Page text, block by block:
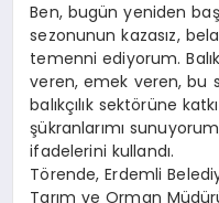
Ben, bugün yeniden
sezonunun kazasız,
temenni ediyorum.
veren, emek veren, bu
balıkçılık sektörüne
şükranlarımı
ifadelerini kullandı.
Törende, Erdemli
Tarım ve Orman